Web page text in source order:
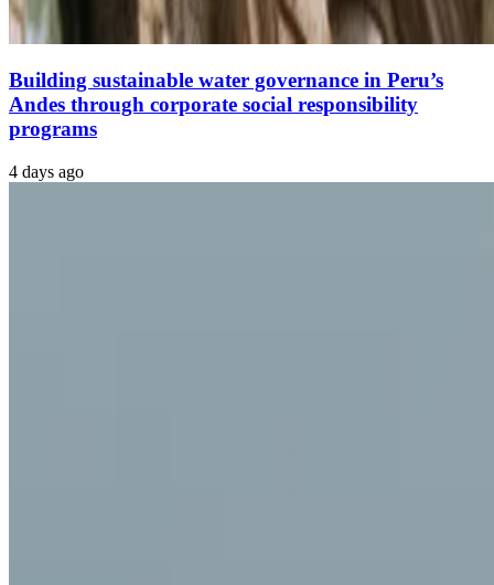
Building sustainable water governance in Peru’s
Andes through corporate social responsibility
programs
4 days ago